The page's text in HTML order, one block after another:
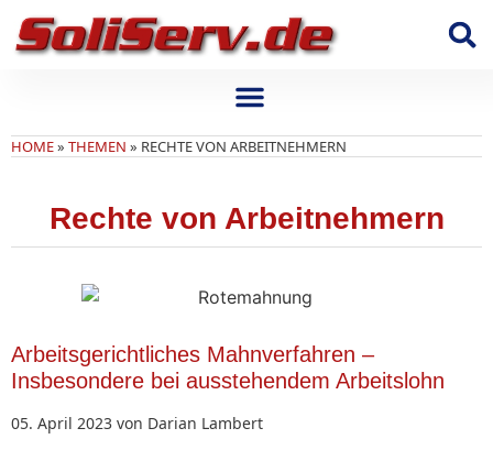
HOME» THEMEN » RECHTE VON ARBEITNEHMERN
Rechte von Arbeitnehmern
Arbeitsgerichtliches Mahnverfahren –
Insbesondere bei ausstehendem Arbeitslohn
05. April 2023 von Darian Lambert